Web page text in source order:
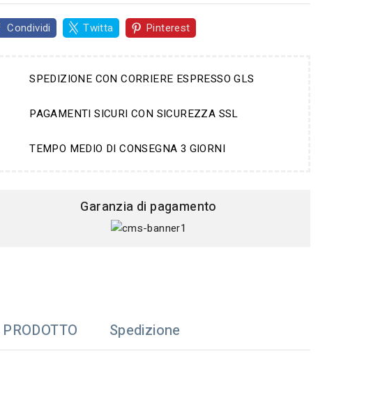
Condividi Twitta Pinterest
SPEDIZIONE CON CORRIERE ESPRESSO GLS
PAGAMENTI SICURI CON SICUREZZA SSL
TEMPO MEDIO DI CONSEGNA 3 GIORNI
Garanzia di pagamento
Spedizione